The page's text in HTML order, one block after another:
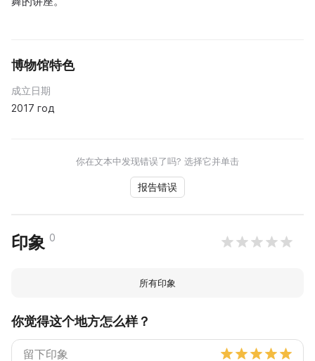
博物馆特色
成立日期
2017 год
你在文本中发现错误了吗? 选择它并单击
报告错误
印象 0
所有印象
你觉得这个地方怎么样？